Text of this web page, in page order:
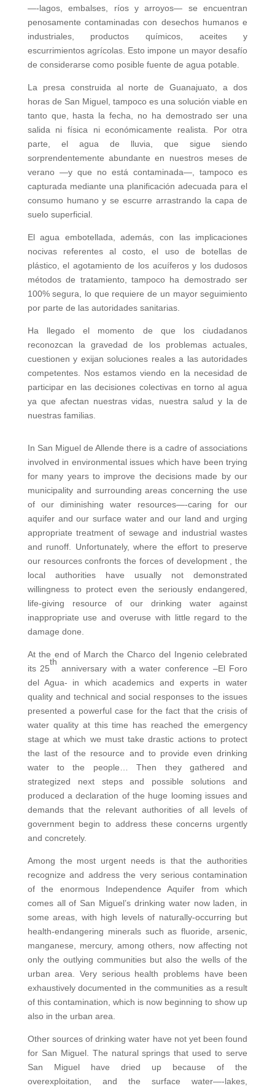
—-lagos, embalses, ríos y arroyos— se encuentran
penosamente contaminadas con desechos humanos e
industriales, productos químicos, aceites y
escurrimientos agrícolas. Esto impone un mayor desafío
de considerarse como posible fuente de agua potable.
La presa construida al norte de Guanajuato, a dos
horas de San Miguel, tampoco es una solución viable en
tanto que, hasta la fecha, no ha demostrado ser una
salida ni física ni económicamente realista. Por otra
parte, el agua de lluvia, que sigue siendo
sorprendentemente abundante en nuestros meses de
verano —y que no está contaminada—, tampoco es
capturada mediante una planificación adecuada para el
consumo humano y se escurre arrastrando la capa de
suelo superficial.
El agua embotellada, además, con las implicaciones
nocivas referentes al costo, el uso de botellas de
plástico, el agotamiento de los acuíferos y los dudosos
métodos de tratamiento, tampoco ha demostrado ser
100% segura, lo que requiere de un mayor seguimiento
por parte de las autoridades sanitarias.
Ha llegado el momento de que los ciudadanos
reconozcan la gravedad de los problemas actuales,
cuestionen y exijan soluciones reales a las autoridades
competentes. Nos estamos viendo en la necesidad de
participar en las decisiones colectivas en torno al agua
ya que afectan nuestras vidas, nuestra salud y la de
nuestras familias.
In San Miguel de Allende there is a cadre of associations
involved in environmental issues which have been trying
for many years to improve the decisions made by our
municipality and surrounding areas concerning the use
of our diminishing water resources—-caring for our
aquifer and our surface water and our land and urging
appropriate treatment of sewage and industrial wastes
and runoff. Unfortunately, where the effort to preserve
our resources confronts the forces of development , the
local authorities have usually not demonstrated
willingness to protect even the seriously endangered,
life-giving resource of our drinking water against
inappropriate use and overuse with little regard to the
damage done.
At the end of March the Charco del Ingenio celebrated
its 25
th
anniversary with a water conference –El Foro
del Agua- in which academics and experts in water
quality and technical and social responses to the issues
presented a powerful case for the fact that the crisis of
water quality at this time has reached the emergency
stage at which we must take drastic actions to protect
the last of the resource and to provide even drinking
water to the people… Then they gathered and
strategized next steps and possible solutions and
produced a declaration of the huge looming issues and
demands that the relevant authorities of all levels of
government begin to address these concerns urgently
and concretely.
Among the most urgent needs is that the authorities
recognize and address the very serious contamination
of the enormous Independence Aquifer from which
comes all of San Miguel’s drinking water now laden, in
some areas, with high levels of naturally-occurring but
health-endangering minerals such as fluoride, arsenic,
manganese, mercury, among others, now affecting not
only the outlying communities but also the wells of the
urban area. Very serious health problems have been
exhaustively documented in the communities as a result
of this contamination, which is now beginning to show up
also in the urban area.
Other sources of drinking water have not yet been found
for San Miguel. The natural springs that used to serve
San Miguel have dried up because of the
overexploitation, and the surface water—-lakes,